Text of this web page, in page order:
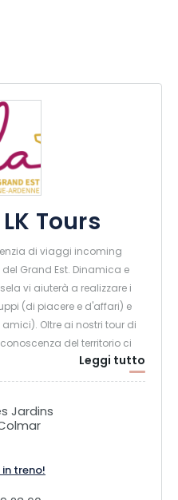
Tours
di viaggi incoming
Grand Est. Dinamica e
vi aiuterà a realizzare i
(di piacere e d'affari) e
Oltre ai nostri tour di
del territorio ci
o tour a tema (vino e
how, insolito, natura e
per scoprire il Grand Est
Leggi tutto
Jardins
treno!